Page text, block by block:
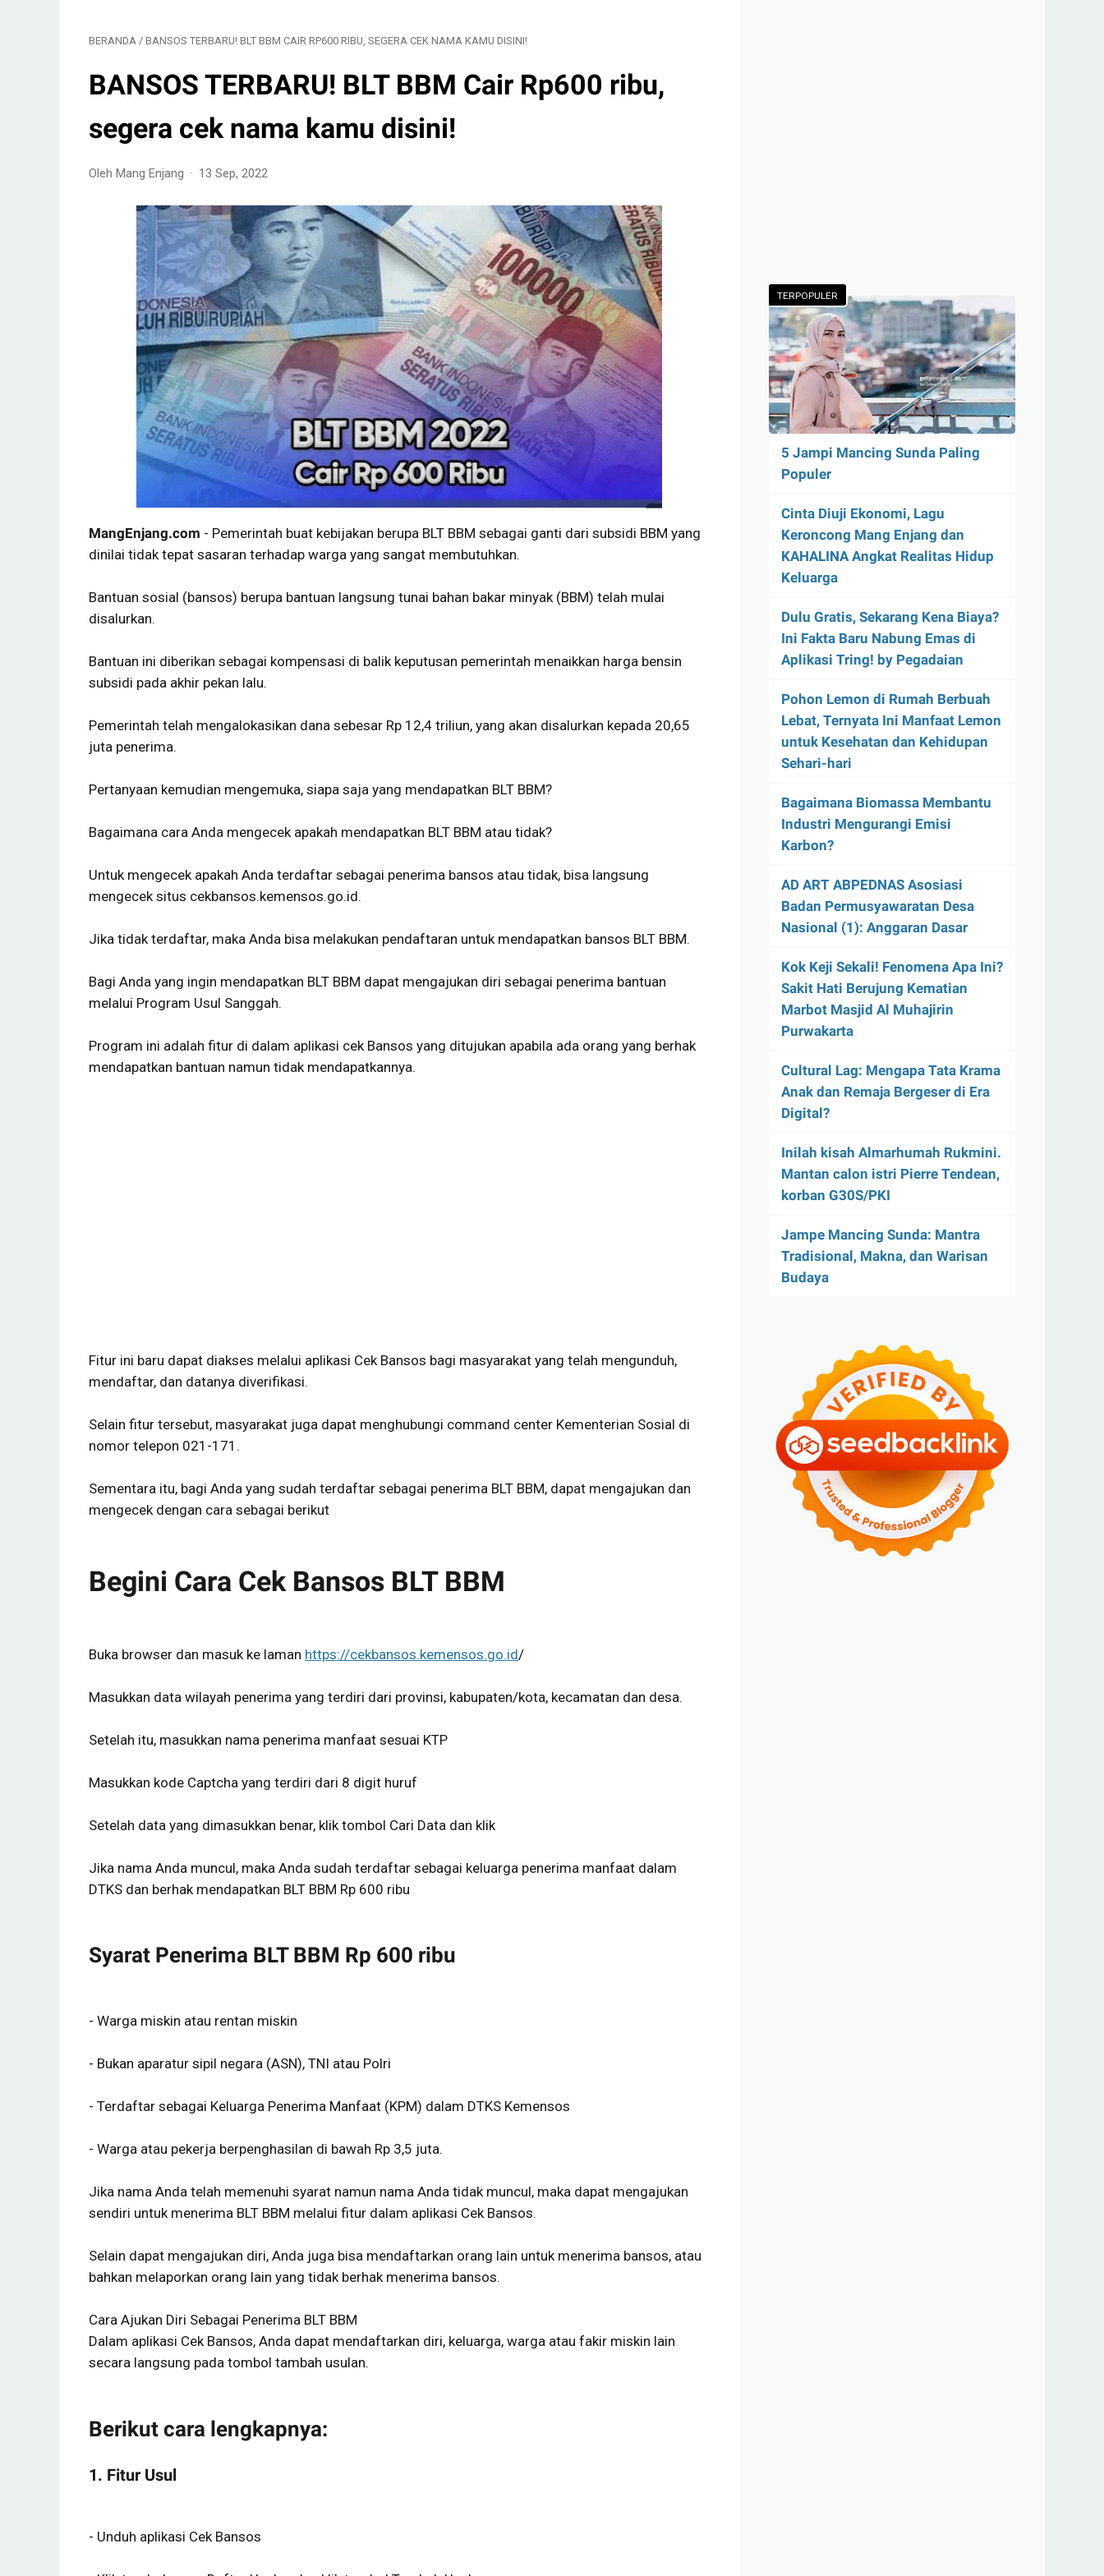
BERANDA / BANSOS TERBARU! BLT BBM CAIR RP600 RIBU, SEGERA CEK NAMA KAMU DISINI!
BANSOS TERBARU! BLT BBM Cair Rp600 ribu,
segera cek nama kamu disini!
Oleh Mang Enjang 13 Sep, 2022
MangEnjang.com - Pemerintah buat kebijakan berupa BLT BBM sebagai ganti dari subsidi BBM yang
dinilai tidak tepat sasaran terhadap warga yang sangat membutuhkan.
Bantuan sosial (bansos) berupa bantuan langsung tunai bahan bakar minyak (BBM) telah mulai
disalurkan.
Bantuan ini diberikan sebagai kompensasi di balik keputusan pemerintah menaikkan harga bensin
subsidi pada akhir pekan lalu.
Pemerintah telah mengalokasikan dana sebesar Rp 12,4 triliun, yang akan disalurkan kepada 20,65
juta penerima.
Pertanyaan kemudian mengemuka, siapa saja yang mendapatkan BLT BBM?
Bagaimana cara Anda mengecek apakah mendapatkan BLT BBM atau tidak?
Untuk mengecek apakah Anda terdaftar sebagai penerima bansos atau tidak, bisa langsung
mengecek situs cekbansos.kemensos.go.id.
Jika tidak terdaftar, maka Anda bisa melakukan pendaftaran untuk mendapatkan bansos BLT BBM.
Bagi Anda yang ingin mendapatkan BLT BBM dapat mengajukan diri sebagai penerima bantuan
melalui Program Usul Sanggah.
Program ini adalah fitur di dalam aplikasi cek Bansos yang ditujukan apabila ada orang yang berhak
mendapatkan bantuan namun tidak mendapatkannya.
Fitur ini baru dapat diakses melalui aplikasi Cek Bansos bagi masyarakat yang telah mengunduh,
mendaftar, dan datanya diverifikasi.
Selain fitur tersebut, masyarakat juga dapat menghubungi command center Kementerian Sosial di
nomor telepon 021-171.
Sementara itu, bagi Anda yang sudah terdaftar sebagai penerima BLT BBM, dapat mengajukan dan
mengecek dengan cara sebagai berikut
Begini Cara Cek Bansos BLT BBM
Buka browser dan masuk ke laman https://cekbansos.kemensos.go.id/
Masukkan data wilayah penerima yang terdiri dari provinsi, kabupaten/kota, kecamatan dan desa.
Setelah itu, masukkan nama penerima manfaat sesuai KTP
Masukkan kode Captcha yang terdiri dari 8 digit huruf
Setelah data yang dimasukkan benar, klik tombol Cari Data dan klik
Jika nama Anda muncul, maka Anda sudah terdaftar sebagai keluarga penerima manfaat dalam
DTKS dan berhak mendapatkan BLT BBM Rp 600 ribu
Syarat Penerima BLT BBM Rp 600 ribu
- Warga miskin atau rentan miskin
- Bukan aparatur sipil negara (ASN), TNI atau Polri
- Terdaftar sebagai Keluarga Penerima Manfaat (KPM) dalam DTKS Kemensos
- Warga atau pekerja berpenghasilan di bawah Rp 3,5 juta.
Jika nama Anda telah memenuhi syarat namun nama Anda tidak muncul, maka dapat mengajukan
sendiri untuk menerima BLT BBM melalui fitur dalam aplikasi Cek Bansos.
Selain dapat mengajukan diri, Anda juga bisa mendaftarkan orang lain untuk menerima bansos, atau
bahkan melaporkan orang lain yang tidak berhak menerima bansos.
Cara Ajukan Diri Sebagai Penerima BLT BBM
Dalam aplikasi Cek Bansos, Anda dapat mendaftarkan diri, keluarga, warga atau fakir miskin lain
secara langsung pada tombol tambah usulan.
Berikut cara lengkapnya:
1. Fitur Usul
- Unduh aplikasi Cek Bansos
TERPOPULER
5 Jampi Mancing Sunda Paling
Populer
Cinta Diuji Ekonomi, Lagu
Keroncong Mang Enjang dan
KAHALINA Angkat Realitas Hidup
Keluarga
Dulu Gratis, Sekarang Kena Biaya?
Ini Fakta Baru Nabung Emas di
Aplikasi Tring! by Pegadaian
Pohon Lemon di Rumah Berbuah
Lebat, Ternyata Ini Manfaat Lemon
untuk Kesehatan dan Kehidupan
Sehari-hari
Bagaimana Biomassa Membantu
Industri Mengurangi Emisi
Karbon?
AD ART ABPEDNAS Asosiasi
Badan Permusyawaratan Desa
Nasional (1): Anggaran Dasar
Kok Keji Sekali! Fenomena Apa Ini?
Sakit Hati Berujung Kematian
Marbot Masjid Al Muhajirin
Purwakarta
Cultural Lag: Mengapa Tata Krama
Anak dan Remaja Bergeser di Era
Digital?
Inilah kisah Almarhumah Rukmini.
Mantan calon istri Pierre Tendean,
korban G30S/PKI
Jampe Mancing Sunda: Mantra
Tradisional, Makna, dan Warisan
Budaya